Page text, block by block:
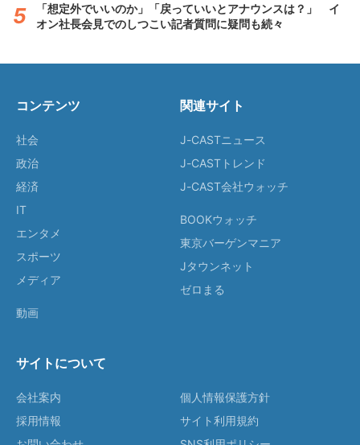
「想定外でいいのか」「戻っていいとアナウンスは？」 イ
オン社長会見でのしつこい記者質問に疑問も続々
コンテンツ
社会
政治
経済
IT
エンタメ
スポーツ
メディア
動画
関連サイト
J-CASTニュース
J-CASTトレンド
J-CAST会社ウォッチ
BOOKウォッチ
東京バーゲンマニア
Jタウンネット
ゼロまる
サイトについて
会社案内
採用情報
個人情報保護方針
サイト利用規約